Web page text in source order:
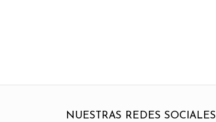
NUESTRAS REDES SOCIALES